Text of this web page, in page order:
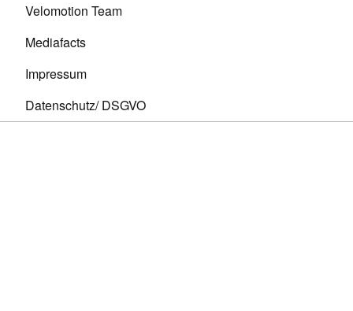
Velomotion Team
Mediafacts
Impressum
Datenschutz/ DSGVO